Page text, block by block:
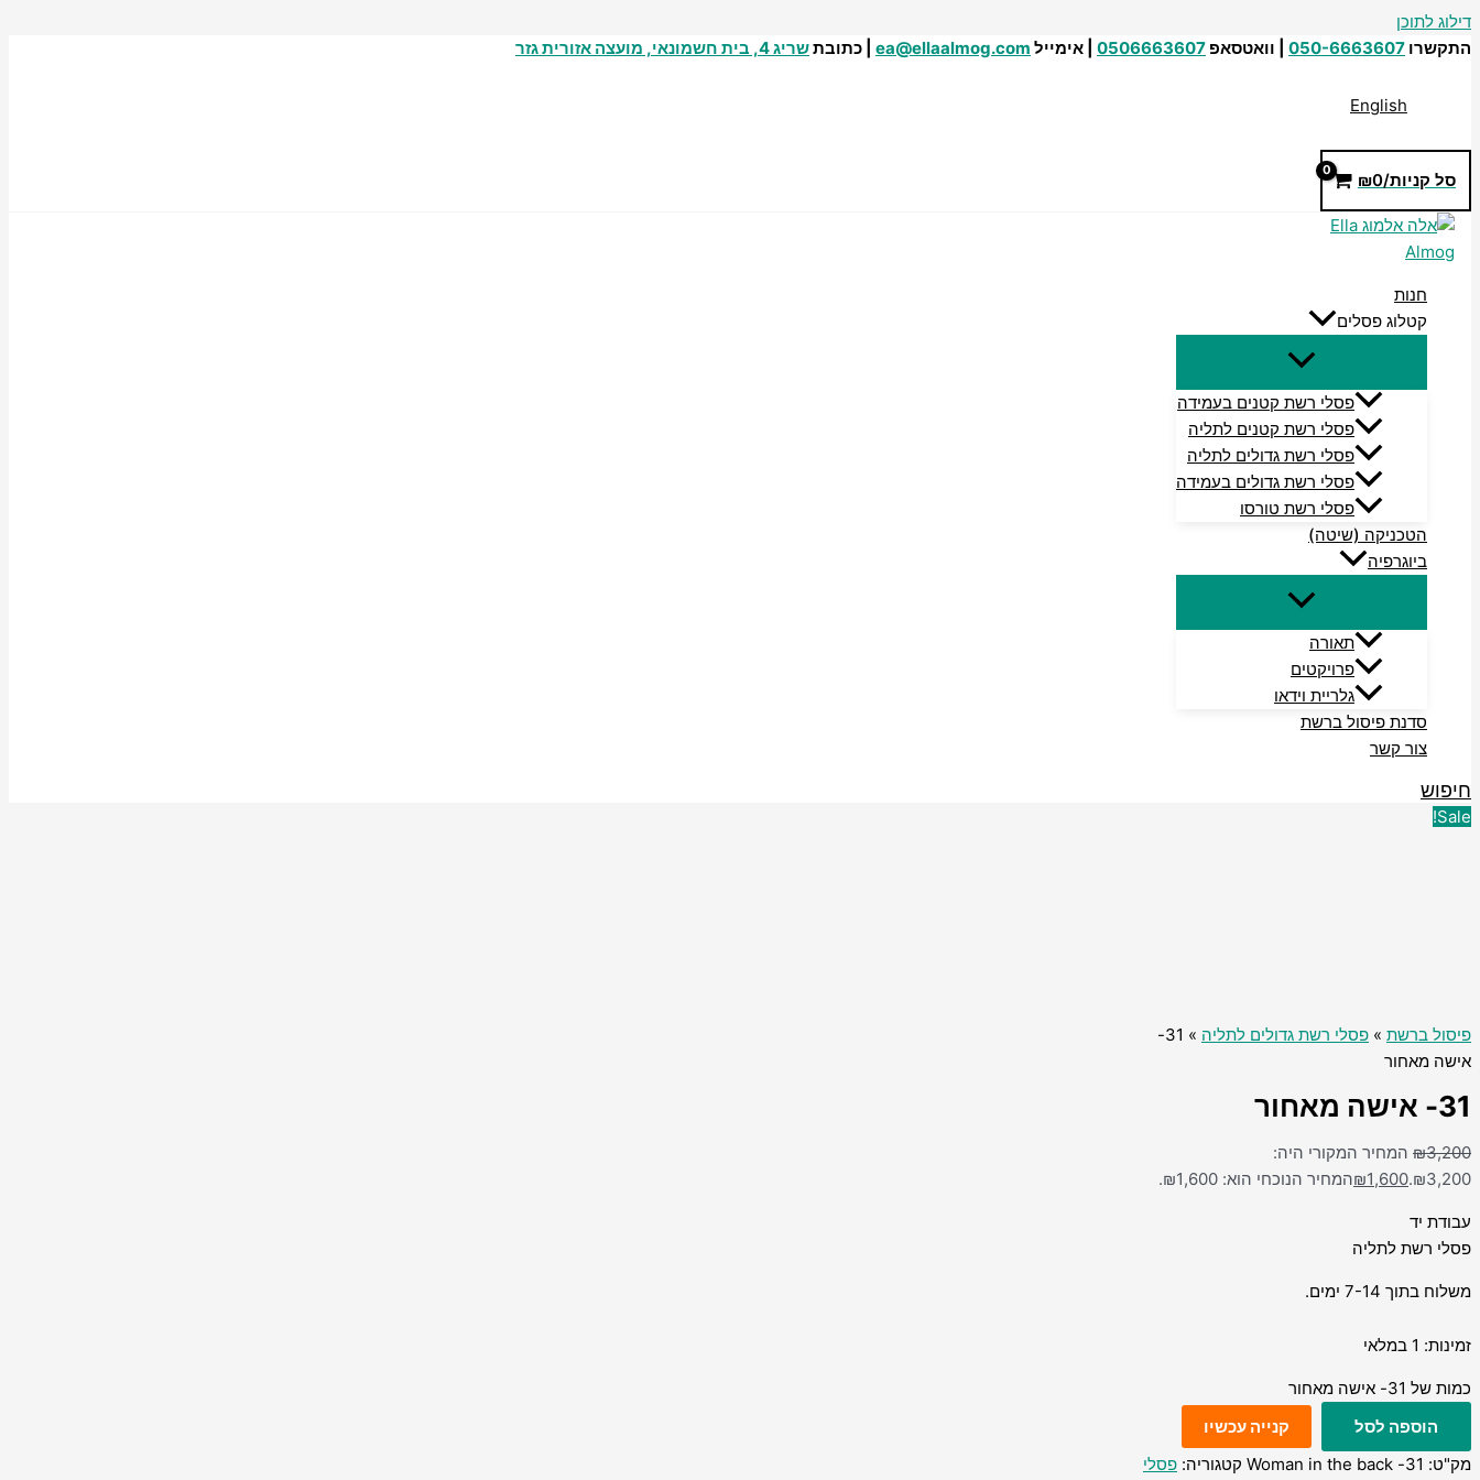
דילוג לתוכן
התקשרו 050-6663607 | וואטסאפ 0506663607 | אימייל ea@ellaalmog.com | כתובתשריג 4, בית חשמונאי, מועצה אזורית גזר
English
סל קניות/ ₪0
חנות
קטלוג פסלים
פסלי רשת קטנים בעמידה
פסלי רשת קטנים לתליה
פסלי רשת גדולים לתליה
פסלי רשת גדולים בעמידה
פסלי רשת טורסו
הטכניקה (שיטה)
ביוגרפיה
תאורה
פרויקטים
גלריית וידאו
סדנת פיסול ברשת
צור קשר
חיפוש
Sale!
פיסול ברשת » פסלי רשת גדולים לתליה
» 31-
אישה מאחור
31- אישה מאחור
₪3,200
המחיר המקורי היה:
₪3,200.
₪1,600 המחיר הנוכחי הוא: ₪1,600.
עבודת יד
פסלי רשת לתליה
משלוח בתוך 7-14 ימים.
זמינות: 1 במלאי
כמות של 31- אישה מאחור
הוספה לסל
קנייה עכשיו
מק"ט: 31- Woman in the back קטגוריה: פסלי